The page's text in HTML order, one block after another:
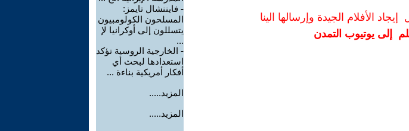
الأفلام الجيدة وإرسالها الينا
إلى يوتيوب التمدن
- فايننشال تايمز:
المسلحون الكولومبيون
يتسللون إلى أوكرانيا لإ
...
- الخارجية الروسية تؤكد
استعدادها لبحث أي
أفكار أمريكية بناءة ...
المزيد.....
المزيد.....